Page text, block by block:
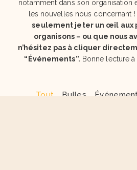
notamment dans son organisation
les nouvelles nous concernant !
seulement jeter un œil aux
organisons – ou que nous
n’hésitez pas à cliquer
“Événements”. Bonne lecture
Bulles
Tout